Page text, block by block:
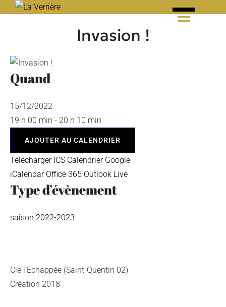
Invasion !
Quand
15/12/2022
19 h 00 min - 20 h 10 min
AJOUTER AU CALENDRIER
Télécharger ICS Calendrier Google
iCalendar Office 365 Outlook Live
Type d’évènement
saison 2022-2023
Cie l’Echappée (Saint-Quentin 02)
Création 2018